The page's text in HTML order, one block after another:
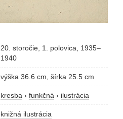
20. storočie, 1. polovica, 1935–
1940
výška 36.6 cm, šírka 25.5 cm
kresba › funkčná › ilustrácia
knižná ilustrácia